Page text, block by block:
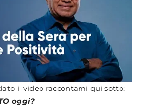
il video raccontami qui sotto:
oggi?